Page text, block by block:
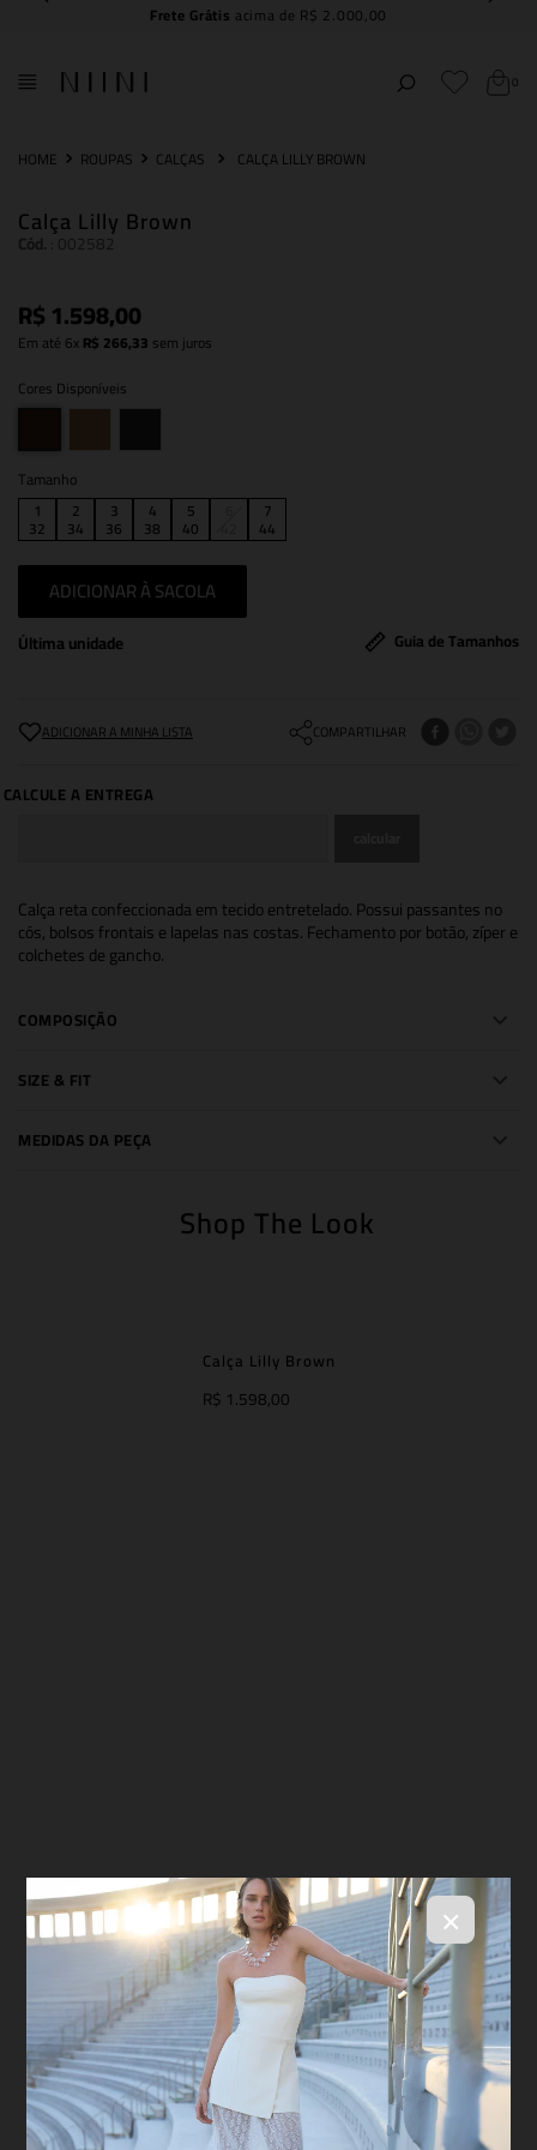
Frete Grátisacima de R$ 2.000,00
0
×
ROUPAS CALÇAS CALÇA LILLY BROWN
Calça Lilly Brown
: 002582
R$1.598,00
Em até 6xR$ 266,33 sem juros
Cores Disponíveis
Tamanho
1
32
2
34
3
36
4
38
5
40
7
44
ADICIONAR À SACOLA
Última unidade Guia de Tamanhos
COMPARTILHAR
Calça reta confeccionada em tecido entretelado. Possui passantes no
cós, bolsos frontais e lapelas nas costas. Fechamento por botão, zíper e
colchetes de gancho.
COMPOSIÇÃO
SIZE & FIT
MEDIDAS DA PEÇA
Shop The Look
Calça Lilly Brown
R$ 1.598,00
Blazer Lilly Brown
R$ 2.998,00